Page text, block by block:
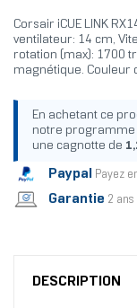
Corsair iCUE LINK
ventilateur: 14 cm,
rotation (max): 1700
magnétique. Couleur
En achetant ce
notre programme
une cagnotte de
Paypal Payez
Garantie 2 ans
DESCRIPTION